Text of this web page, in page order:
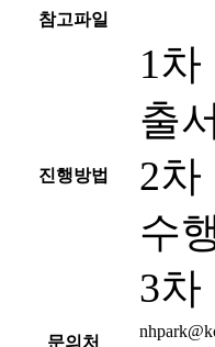
참고파일
진행방법
1
출
2차
수
3차
문의처